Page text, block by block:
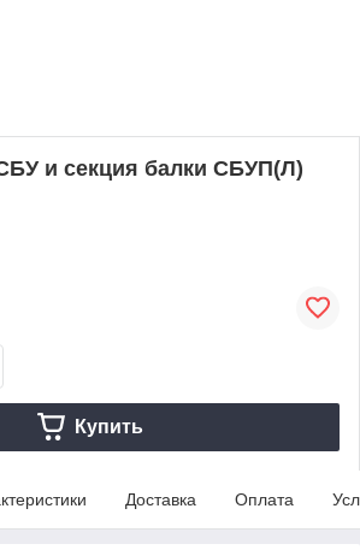
и секция балки СБУП(Л)
Купить
Доставка Оплата